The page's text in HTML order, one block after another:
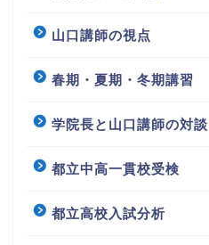
山口講師の視点
春期・夏期・冬期講習
学院長と山口講師の対談
都立中高一貫校受検
都立高校入試分析